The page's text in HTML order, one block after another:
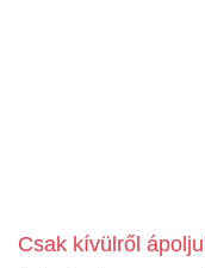
Csak kívülről